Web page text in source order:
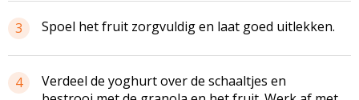
3 Spoel het fruit zorgvuldig en laat goed uitlekken.
4
Verdeel de yoghurt over de schaaltjes en